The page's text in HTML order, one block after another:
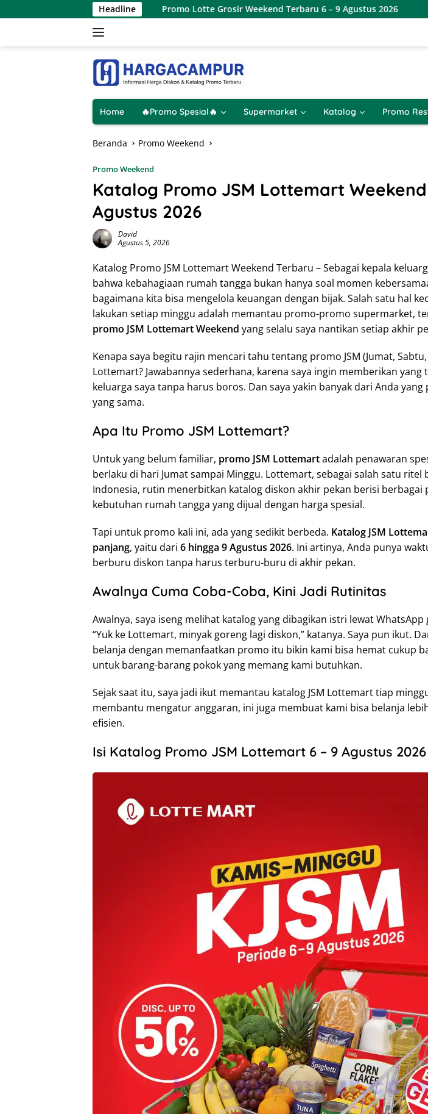
ke
Headline
Promo Lotte Grosir Weekend Terbaru 6 – 9 Agustus 2026 Promo JSM
Home 🔥Promo Spesial🔥 Supermarket Katalog Promo
Beranda Promo Weekend
Promo Weekend
Katalog Promo JSM Lottemart Weekend
Agustus 2026
David
Agustus 5, 2026
Katalog Promo JSM Lottemart Weekend Terbaru – Sebagai kepala
bahwa kebahagiaan rumah tangga bukan hanya soal momen
bagaimana kita bisa mengelola keuangan dengan bijak. Salah satu hal
lakukan setiap minggu adalah memantau promo-promo supermarket,
promo JSM Lottemart Weekend yang selalu saya nantikan setiap akhir
Kenapa saya begitu rajin mencari tahu tentang promo JSM (Jumat,
Lottemart? Jawabannya sederhana, karena saya ingin memberikan yang
keluarga saya tanpa harus boros. Dan saya yakin banyak dari Anda
yang sama.
Apa Itu Promo JSM Lottemart?
Untuk yang belum familiar, promo JSM Lottemartadalah penawaran
berlaku di hari Jumat sampai Minggu. Lottemart, sebagai salah satu ritel
Indonesia, rutin menerbitkan katalog diskon akhir pekan berisi berbagai
kebutuhan rumah tangga yang dijual dengan harga spesial.
Tapi untuk promo kali ini, ada yang sedikit berbeda. Katalog JSM
panjang, yaitu dari 6 hingga 9 Agustus 2026. Ini artinya, Anda punya
berburu diskon tanpa harus terburu-buru di akhir pekan.
Awalnya Cuma Coba-Coba, Kini Jadi Rutinitas
Awalnya, saya iseng melihat katalog yang dibagikan istri lewat WhatsApp
“Yuk ke Lottemart, minyak goreng lagi diskon,” katanya. Saya pun ikut.
belanja dengan memanfaatkan promo itu bikin kami bisa hemat cukup
untuk barang-barang pokok yang memang kami butuhkan.
Sejak saat itu, saya jadi ikut memantau katalog JSM Lottemart tiap
membantu mengatur anggaran, ini juga membuat kami bisa belanja
efisien.
Isi Katalog Promo JSM Lottemart 6 – 9 Agustus 2026